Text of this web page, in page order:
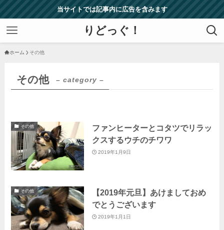
当サイトでは記事内に広告を含みます
りどっぐ！
ホーム その他
その他 – category –
その他
ファンヒーターとコタツでリラッ
クスするウチのチワワ
2019年1月9日
その他
【2019年元旦】あけましておめ
でとうございます
2019年1月1日